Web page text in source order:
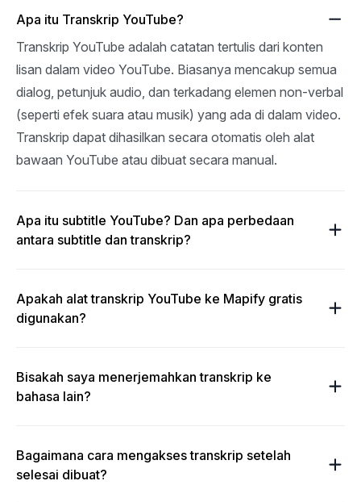
Apa itu Transkrip YouTube?
Transkrip YouTube adalah catatan tertulis dari konten
lisan dalam video YouTube. Biasanya mencakup semua
dialog, petunjuk audio, dan terkadang elemen non-verbal
(seperti efek suara atau musik) yang ada di dalam video.
Transkrip dapat dihasilkan secara otomatis oleh alat
bawaan YouTube atau dibuat secara manual.
Apa itu subtitle YouTube? Dan apa perbedaan
antara subtitle dan transkrip?
Apakah alat transkrip YouTube ke Mapify gratis
digunakan?
Bisakah saya menerjemahkan transkrip ke
bahasa lain?
Bagaimana cara mengakses transkrip setelah
selesai dibuat?